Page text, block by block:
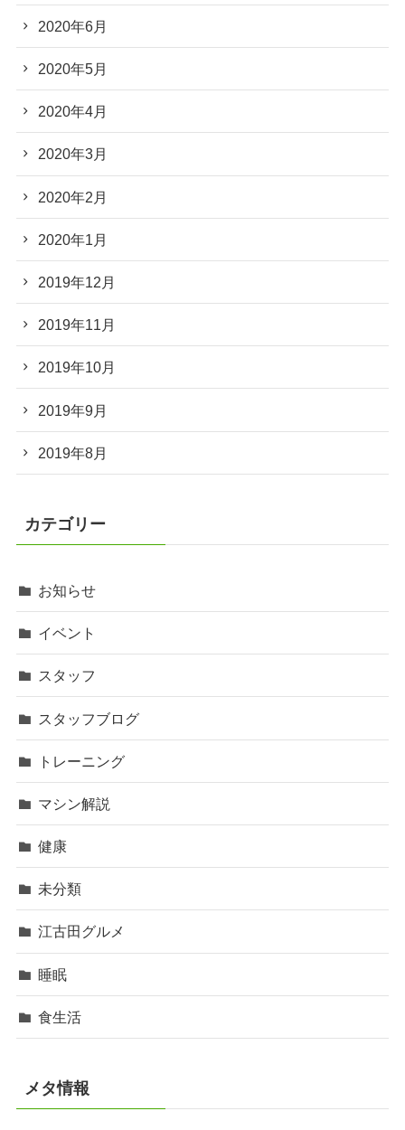
2020年6月
2020年5月
2020年4月
2020年3月
2020年2月
2020年1月
2019年12月
2019年11月
2019年10月
2019年9月
2019年8月
カテゴリー
お知らせ
イベント
スタッフ
スタッフブログ
トレーニング
マシン解説
健康
未分類
江古田グルメ
睡眠
食生活
メタ情報